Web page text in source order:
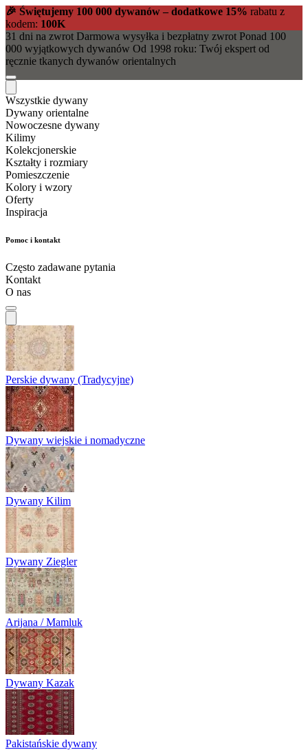
🎉 Świętujemy 100 000 dywanów – dodatkowe 15% rabatu z
kodem: 100K
31 dni na zwrot Darmowa wysyłka i bezpłatny zwrot Ponad 100
000 wyjątkowych dywanów Od 1998 roku: Twój ekspert od
ręcznie tkanych dywanów orientalnych
Wszystkie dywany
Dywany orientalne
Nowoczesne dywany
Kilimy
Kolekcjonerskie
Kształty i rozmiary
Pomieszczenie
Kolory i wzory
Oferty
Inspiracja
Pomoc i kontakt
Często zadawane pytania
Kontakt
O nas
Perskie dywany (Tradycyjne)
Dywany wiejskie i nomadyczne
Dywany Kilim
Dywany Ziegler
Arijana / Mamluk
Dywany Kazak
Pakistańskie dywany